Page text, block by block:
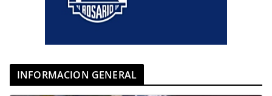
INFORMACION GENERAL